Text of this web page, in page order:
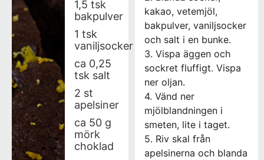
1,5 tsk
bakpulver
1 tsk
vaniljsocker
ca 0,25
tsk salt
2 st
apelsiner
ca 50 g
mörk
choklad
kakao, vetemjöl,
bakpulver, vaniljsocker
och salt i en bunke.
3. Vispa äggen och
sockret fluffigt. Vispa
ner oljan.
4. Vänd ner
mjölblandningen i
smeten, lite i taget.
5. Riv skal från
apelsinerna och blanda